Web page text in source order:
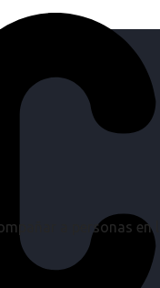
a personas